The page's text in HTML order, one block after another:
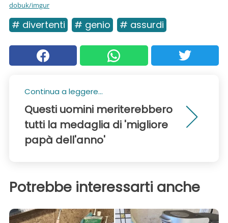
dobuk/imgur
# divertenti # genio # assurdi
Continua a leggere...
Questi uomini meriterebbero
tutti la medaglia di 'migliore
papà dell'anno'
Potrebbe interessarti anche